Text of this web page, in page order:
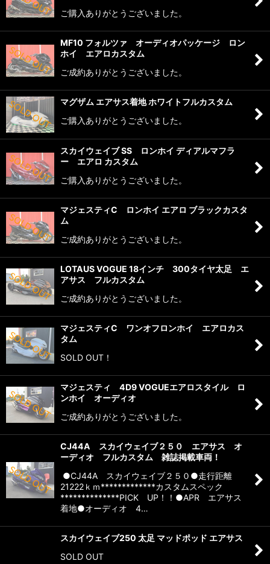
ご購入ありがとうございました。
MF10 フォルツァ オーディオパッケージ ロン
ホイ エアロカスタム
ご成約ありがとうございました。
マグザム エアサス着地 ホワイトフルカスタム
ご購入ありがとうございました。
スカイウェイブ SS ロンホイ ディアルマフラ
ー エアロ カスタム
ご購入ありがとうございました。
マジェスティC ロンホイ エアロ ブラックカスタ
ム
ご成約ありがとうございました。
LOTAUS VOGUE 18インチ 300タイヤ太足 エ
アサス フルカスタム
ご成約ありがとうございました。
マジェスティC ワンオフロンホイ エアロカス
タム
SOLD OUT！
マジェスティ 4D9 VOGUEエアロスタイル ロ
ンホイ オーディオ
ご成約ありがとうございました。
CJ44A スカイウェイブ２５０ エアサス オ
ーディオ フルカスタム 雑誌掲載車両！
●CJ44A スカイウェイブ２５０●走行距離
21222ｋｍ*************カスタムスペック
**************PICK UP！！●APR エアサス
着地●オーディオ 4…
スカイウェイブ250 太足 マッドポッド エアサス
SOLD OUT